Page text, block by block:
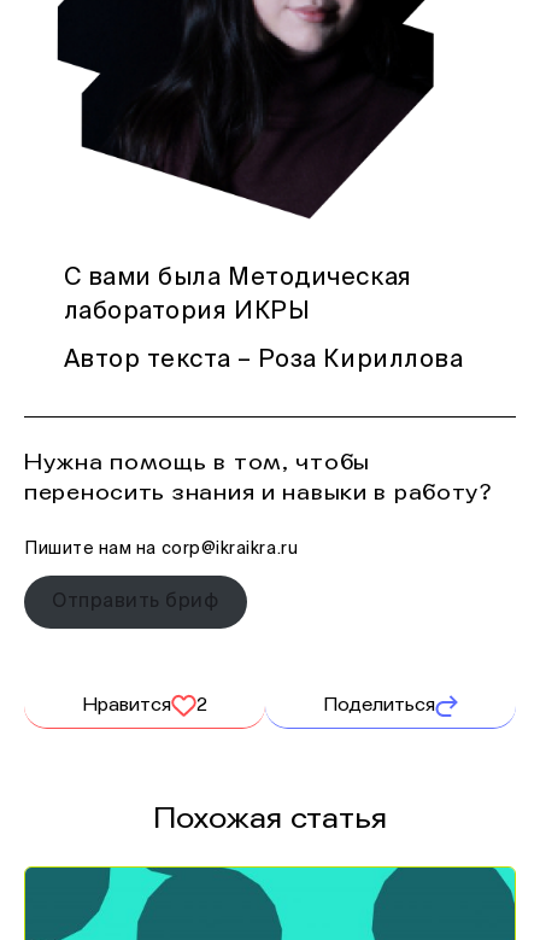
С вами была Методическая
лаборатория ИКРЫ
Автор текста – Роза Кириллова
Нужна помощь в том, чтобы
переносить знания и навыки в работу?
Пишите нам на corp@ikraikra.ru
Отправить бриф
Нравится 2 Поделиться
Похожая статья